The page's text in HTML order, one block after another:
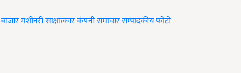
बाजारमशीनरीसाक्षात्कारकंपनी समाचारसम्पादकीयफोटो